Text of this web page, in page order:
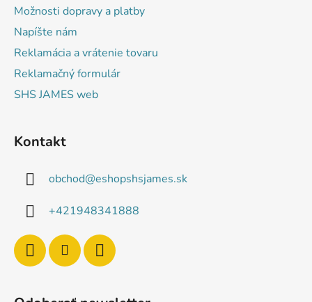
Možnosti dopravy a platby
Napíšte nám
Reklamácia a vrátenie tovaru
Reklamačný formulár
SHS JAMES web
Kontakt
obchod@eshopshsjames.sk
+421948341888